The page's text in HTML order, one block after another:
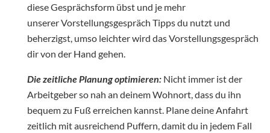
diese Gesprächsform übst und je mehr
unserer Vorstellungsgespräch Tipps du nutzt und
beherzigst, umso leichter wird das Vorstellungsgespräch
dir von der Hand gehen.
Die zeitliche Planung optimieren: Nicht immer ist der
Arbeitgeber so nah an deinem Wohnort, dass du ihn
bequem zu Fuß erreichen kannst. Plane deine Anfahrt
zeitlich mit ausreichend Puffern, damit du in jedem Fall